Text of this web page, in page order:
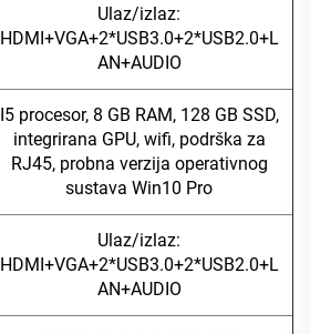
Ulaz/izlaz:
HDMI+VGA+2*USB3.0+2*USB2.0+L
AN+AUDIO
I5 procesor, 8 GB RAM, 128 GB SSD,
integrirana GPU, wifi, podrška za
RJ45, probna verzija operativnog
sustava Win10 Pro
Ulaz/izlaz:
HDMI+VGA+2*USB3.0+2*USB2.0+L
AN+AUDIO